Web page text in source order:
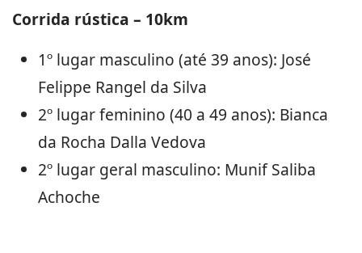
Corrida rústica – 10km
1º lugar masculino (até 39 anos): José
Felippe Rangel da Silva
2º lugar feminino (40 a 49 anos): Bianca
da Rocha Dalla Vedova
2º lugar geral masculino: Munif Saliba
Achoche